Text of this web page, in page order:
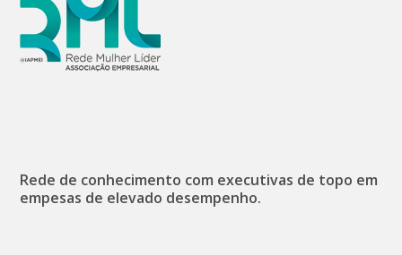
Rede de conhecimento com executivas de topo em
empesas de elevado desempenho.